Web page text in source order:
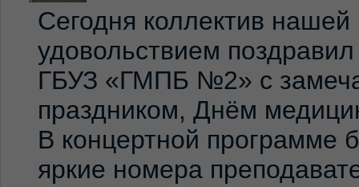
Сегодня коллектив
удовольствием
ГБУЗ «ГМПБ №2» с
праздником, Днём
В концертной программе
яркие номера